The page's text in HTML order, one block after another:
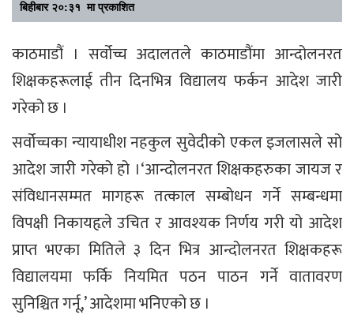
बिहीबार २०:३१ मा प्रकाशित
काठमाडौं । सर्वोच्च अदालतले काठमाडौंमा आन्दोलनरत
शिक्षकहरूलाई तीन दिनभित्र विद्यालय फर्कन आदेश जारी
गरेको छ ।
सर्वोच्चका न्यायाधीश नहकुल सुवेदीको एकल इजलासले सो
आदेश जारी गरेको हो ।‘आन्दोलनरत शिक्षकहरुका जायज र
संविधानसम्मत मागहरू तत्काल सम्बोधन गर्ने सम्बन्धमा
विपक्षी निकायहृले उचित र आवश्यक निर्णय गरी यो आदेश
प्राप्त भएका मितिले ३ दिन भित्र आन्दोलनरत शिक्षकहरू
विद्यालयमा फर्कि नियमित पठन पाठन गर्ने वातावरण
सुनिश्चित गर्नू,’ आदेशमा भनिएको छ ।